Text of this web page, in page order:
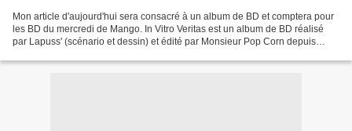
Mon article d'aujourd'hui sera consacré à un album de BD et comptera pour
les BD du mercredi de Mango. In Vitro Veritas est un album de BD réalisé
par Lapuss' (scénario et dessin) et édité par Monsieur Pop Corn depuis